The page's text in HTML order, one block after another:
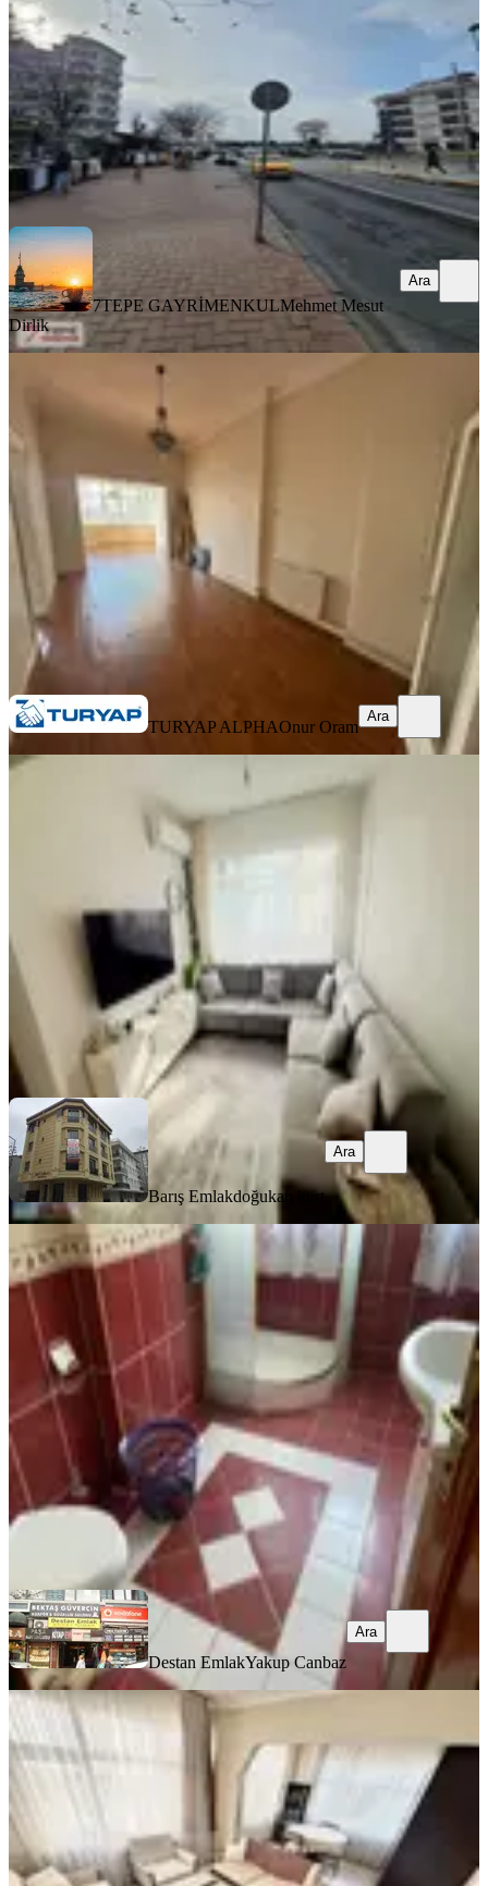
2+1
·75 m² 1. Kat 06.08.2026
7TEPE GAYRİMENKULMehmet Mesut Dirlik
Ara
7TEPE GAYRİMENKULMehmet Mesut
Dirlik
Ara
Fatih Haseki' De Cadde Üzeri Ara Kat
Çok Geniş 3+1 Kiralık Daire
Fatih, Aksaray Mahallesi
3+1·
45.000 ₺
TURYAP ALPHAOnur Oram
Ara
TURYAP ALPHAOnur Oram
Ara
YENİ
Haseki Tramway Durağına 1 Dakika
Yürüme Mesafesinde 2+1 Daire
Fatih, Molla Gürani Mahallesi
80 m²
35.000 ₺
Barış Emlakdoğukan kurt
Ara
Barış Emlakdoğukan kurt
Ara
Destan-104-k.m.paşa-sümbülefendi-
yan-sokağında-1-oda-1-salon-65m2-
yüksek-giriş-kat-kombili-açıklamay
Fatih, Sümbül Efendi Mahallesi
65 m² Yüksek giriş·04.08.2026
28.000 ₺
Destan EmlakYakup Canbaz
Destan EmlakYakup Canbaz
Ara
EŞYALI
Fatih Kocamustafapaşada 2+1 Eşyalı
Kiralık Daire
Fatih, Sümbül Efendi Mahallesi
4. Kat·04.08.2026
37.500 ₺